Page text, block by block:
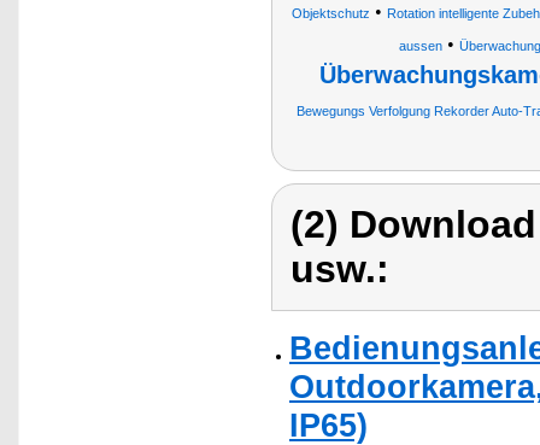
Objektschutz • Rotation intelligente
aussen •
Bewegungs Verfolgung Rekorder Auto-
(2)
usw.:
IP65)